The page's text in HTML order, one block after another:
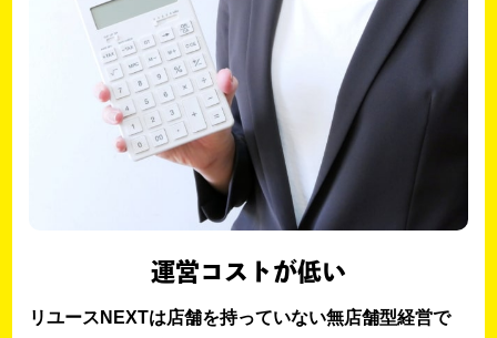
運営コストが低い
リユースNEXTは店舗を持っていない無店舗型経営で